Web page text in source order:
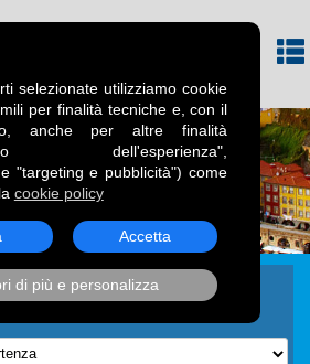
selezionate utilizziamo cookie
per finalità tecniche e, con il
anche per altre finalità
dell'esperienza",
"targeting e pubblicità") come
cookie policy
Accetta
di più e personalizza